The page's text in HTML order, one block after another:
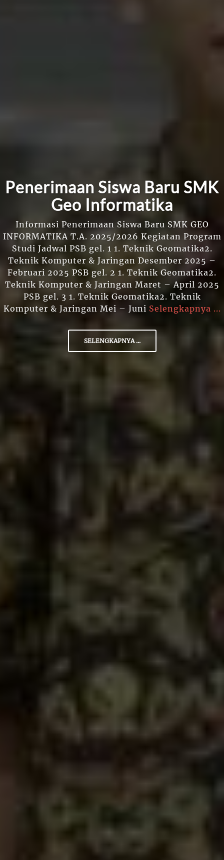
Penerimaan Siswa Baru SMK
Geo Informatika
Informasi Penerimaan Siswa Baru SMK GEO
INFORMATIKA T.A. 2025/2026 Kegiatan Program
Studi Jadwal PSB gel. 1 1. Teknik Geomatika2.
Teknik Komputer & Jaringan Desember 2025 –
Februari 2025 PSB gel. 2 1. Teknik Geomatika2.
Teknik Komputer & Jaringan Maret – April 2025
PSB gel. 3 1. Teknik Geomatika2. Teknik
Komputer & Jaringan Mei – Juni Selengkapnya ...
SELENGKAPNYA ...